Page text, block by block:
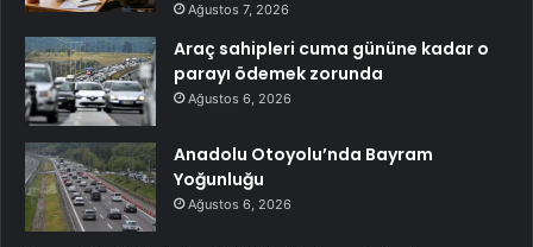
Ağustos 7, 2026
Araç sahipleri cuma gününe kadar o
parayı ödemek zorunda
Ağustos 6, 2026
Anadolu Otoyolu’nda Bayram
Yoğunluğu
Ağustos 6, 2026